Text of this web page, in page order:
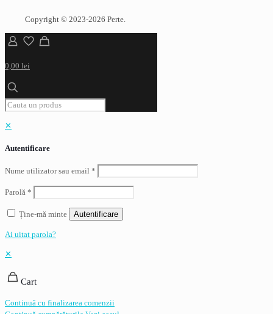
Copyright © 2023-2026 Perte.
0,00 lei
✕
Autentificare
Nume utilizator sau email *
Parolă *
Ține-mă minte Autentificare
Ai uitat parola?
✕
Cart
Continuă cu finalizarea comenzii